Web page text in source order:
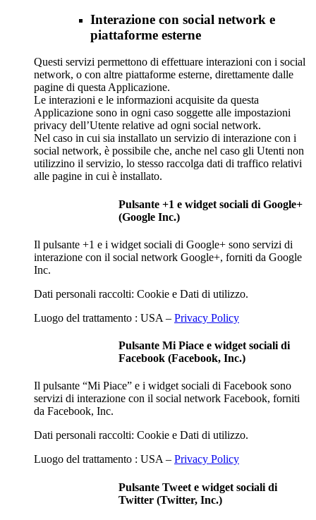
Interazione con social network e
piattaforme esterne
Questi servizi permettono di effettuare interazioni con i social
network, o con altre piattaforme esterne, direttamente dalle
pagine di questa Applicazione.
Le interazioni e le informazioni acquisite da questa
Applicazione sono in ogni caso soggette alle impostazioni
privacy dell’Utente relative ad ogni social network.
Nel caso in cui sia installato un servizio di interazione con i
social network, è possibile che, anche nel caso gli Utenti non
utilizzino il servizio, lo stesso raccolga dati di traffico relativi
alle pagine in cui è installato.
Pulsante +1 e widget sociali di Google+
(Google Inc.)
Il pulsante +1 e i widget sociali di Google+ sono servizi di
interazione con il social network Google+, forniti da Google
Inc.
Dati personali raccolti: Cookie e Dati di utilizzo.
Luogo del trattamento : USA – Privacy Policy
Pulsante Mi Piace e widget sociali di
Facebook (Facebook, Inc.)
Il pulsante “Mi Piace” e i widget sociali di Facebook sono
servizi di interazione con il social network Facebook, forniti
da Facebook, Inc.
Dati personali raccolti: Cookie e Dati di utilizzo.
Luogo del trattamento : USA – Privacy Policy
Pulsante Tweet e widget sociali di
Twitter (Twitter, Inc.)